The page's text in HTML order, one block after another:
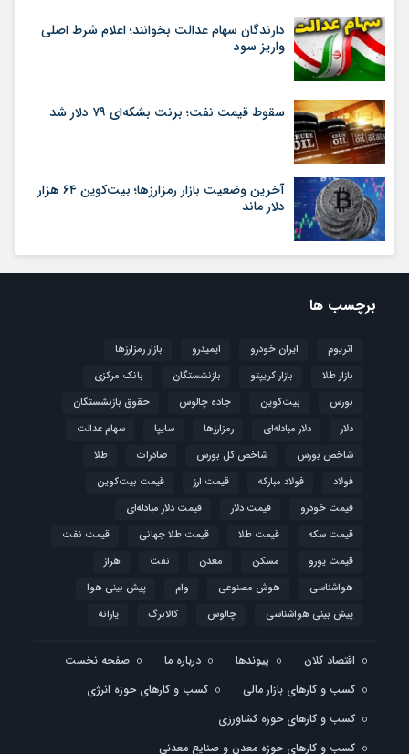
دارندگان سهام عدالت بخوانند؛ اعلام شرط اصلی
واریز سود
سقوط قیمت نفت؛ برنت بشکه‌ای ۷۹ دلار شد
آخرین وضعیت بازار رمزارزها؛ بیت‌کوین ۶۴ هزار
دلار ماند
برچسب ها
اتریوم ایران خودرو ایمیدرو
بازار رمزارزها
بازار طلا
بازار کریپتو بازنشستگان
بانک مرکزی
بورس
بیت‌کوین جاده چالوس
حقوق بازنشستگان
دلار
دلار مبادله‌ای رمزارزها سایپا
سهام عدالت
شاخص بورس
شاخص کل بورس صادرات
طلا
فولاد
فولاد مبارکه قیمت ارز
قیمت بیت‌کوین
قیمت خودرو
قیمت دلار
قیمت دلار مبادله‌ای
قیمت سکه
قیمت طلا قیمت طلا جهانی
قیمت نفت
قیمت یورو
مسکن معدن نفت
هراز
هواشناسی
هوش مصنوعی وام
پیش بینی هوا
پیش بینی هواشناسی
چالوس کالابرگ یارانه
اقتصاد کلان پیوندها درباره ما
صفحه نخست
کسب و کارهای بازار مالی
کسب و کارهای حوزه انرژی
کسب و کارهای حوزه کشاورزی
کسب و کارهای حوزه معدن و صنایع معدنی